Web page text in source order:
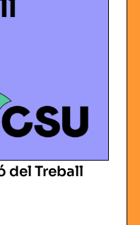
del Treball